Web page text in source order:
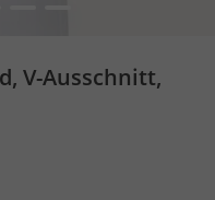
V-Ausschnitt,